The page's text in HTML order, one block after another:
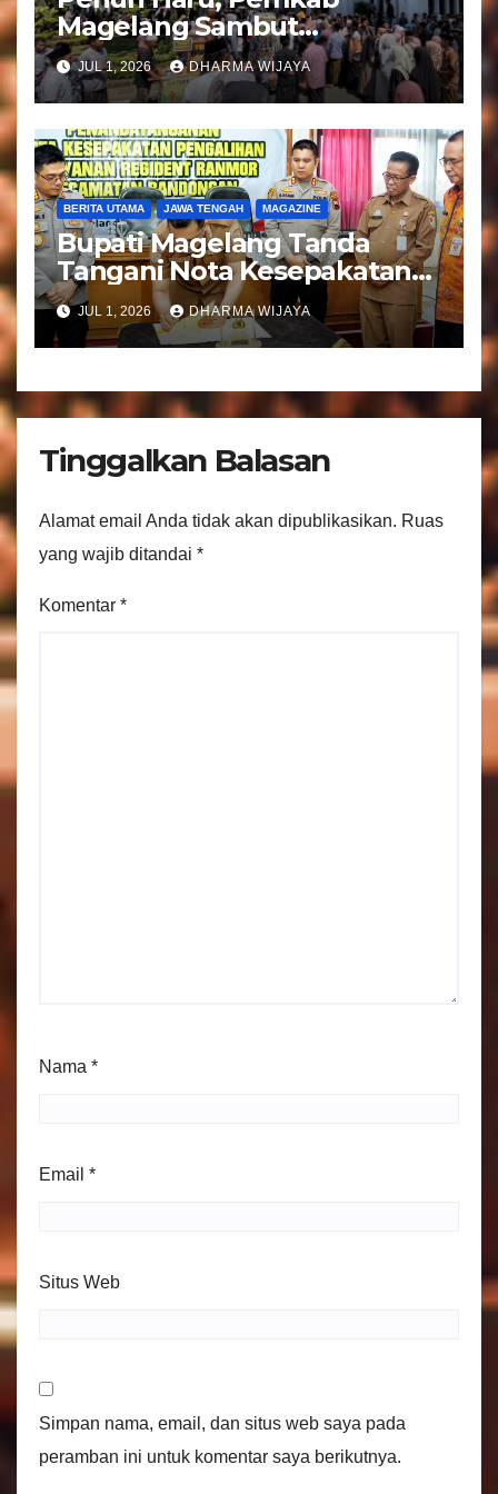
Magelang Sambut
Kepulangan Jemaah Haji
Kloter 81
JUL 1, 2026 DHARMA WIJAYA
BERITA UTAMA JAWA TENGAH MAGAZINE
Bupati Magelang Tanda
Tangani Nota Kesepakatan
Pengalihan Pelayanan
Regident Di Kecamatan
Bandongan
JUL 1, 2026 DHARMA WIJAYA
Tinggalkan Balasan
Alamat email Anda tidak akan dipublikasikan. Ruas
yang wajib ditandai *
Komentar *
Nama *
Email *
Situs Web
Simpan nama, email, dan situs web saya pada
peramban ini untuk komentar saya berikutnya.